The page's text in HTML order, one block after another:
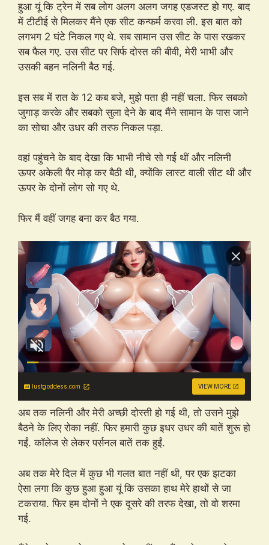
हुआ यूं कि ट्रेन में सब लोग अलग अलग जगह एडजस्ट हो गए. बाद
में टीटीई से मिलकर मैंने एक सीट कन्फर्म करवा ली. इस बात को
लगभग 2 घंटे निकल गए थे. सब सामान उस सीट के पास रखकर
सब फैल गए. उस सीट पर सिर्फ दोस्त की बीवी, मेरी भाभी और
उसकी बहन नलिनी बैठ गई.
इस सब में रात के 12 कब बजे, मुझे पता ही नहीं चला. फिर सबको
जुगाड़ करके और सबको सुला देने के बाद मैंने सामान के पास जाने
का सोचा और उधर की तरफ निकल पड़ा.
वहां पहुंचने के बाद देखा कि भाभी नीचे सो गई थीं और नलिनी
ऊपर अकेली पैर मोड़ कर बैठी थी, क्योंकि लास्ट वाली सीट थी और
ऊपर के दोनों लोग सो गए थे.
फिर मैं वहीं जगह बना कर बैठ गया.
lustgoddess.com VIEW MORE
अब तक नलिनी और मेरी अच्छी दोस्ती हो गई थी, तो उसने मुझे
बैठने के लिए रोका नहीं. फिर हमारी कुछ इधर उधर की बातें शुरू हो
गईं. कॉलेज से लेकर पर्सनल बातें तक हुईं.
अब तक मेरे दिल में कुछ भी गलत बात नहीं थी, पर एक झटका
ऐसा लगा कि कुछ हुआ हुआ यूं कि उसका हाथ मेरे हाथों से जा
टकराया. फिर हम दोनों ने एक दूसरे की तरफ देखा, तो वो शरमा
गई.